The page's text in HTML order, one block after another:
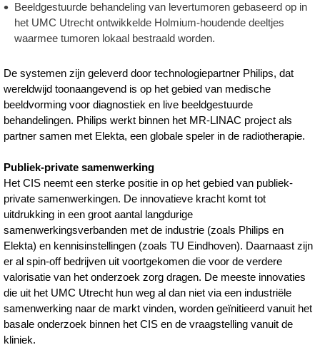
Beeldgestuurde behandeling van levertumoren gebaseerd op in
het UMC Utrecht ontwikkelde Holmium-houdende deeltjes
waarmee tumoren lokaal bestraald worden.
De systemen zijn geleverd door technologiepartner Philips, dat
wereldwijd toonaangevend is op het gebied van medische
beeldvorming voor diagnostiek en live beeldgestuurde
behandelingen. Philips werkt binnen het MR-LINAC project als
partner samen met Elekta, een globale speler in de radiotherapie.
Publiek-private samenwerking
Het CIS neemt een sterke positie in op het gebied van publiek-
private samenwerkingen. De innovatieve kracht komt tot
uitdrukking in een groot aantal langdurige
samenwerkingsverbanden met de industrie (zoals Philips en
Elekta) en kennisinstellingen (zoals TU Eindhoven). Daarnaast zijn
er al spin-off bedrijven uit voortgekomen die voor de verdere
valorisatie van het onderzoek zorg dragen. De meeste innovaties
die uit het UMC Utrecht hun weg al dan niet via een industriële
samenwerking naar de markt vinden, worden geïnitieerd vanuit het
basale onderzoek binnen het CIS en de vraagstelling vanuit de
kliniek.